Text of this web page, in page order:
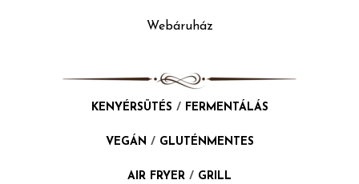
Webáruház
KENYÉRSÜTÉS / FERMENTÁLÁS
VEGÁN / GLUTÉNMENTES
AIR FRYER / GRILL